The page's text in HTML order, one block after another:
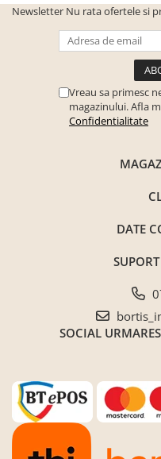
Newsletter Nu rata ofertele si
Vreau sa primesc
magazinului. Afla
Confidentialitate
DATE
SOCIAL